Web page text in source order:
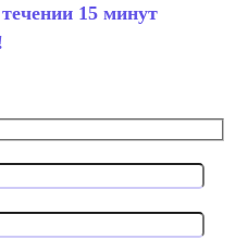
15 минут